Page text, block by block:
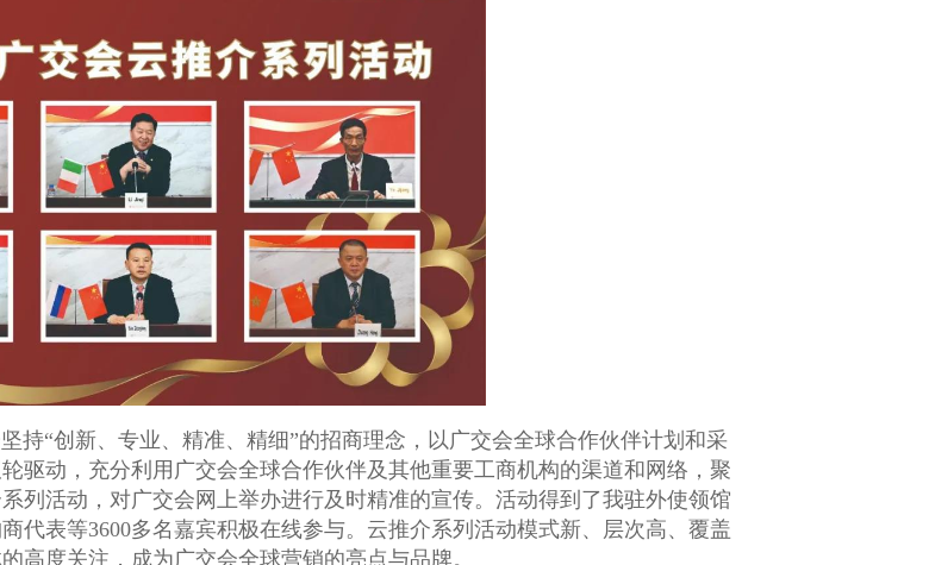
持“创新、专业、精准、精细”的招商理念，以广交会全球合作伙伴计划和采
驱动，充分利用广交会全球合作伙伴及其他重要工商机构的渠道和网络，聚
列活动，对广交会网上举办进行及时精准的宣传。活动得到了我驻外使领馆
代表等3600多名嘉宾积极在线参与。云推介系列活动模式新、层次高、覆盖
高度关注，成为广交会全球营销的亮点与品牌。